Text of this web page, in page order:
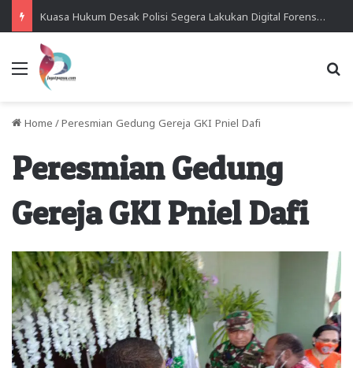
Menu
Home / Peresmian Gedung Gereja GKI Pniel Dafi
Peresmian Gedung
Gereja GKI Pniel Dafi